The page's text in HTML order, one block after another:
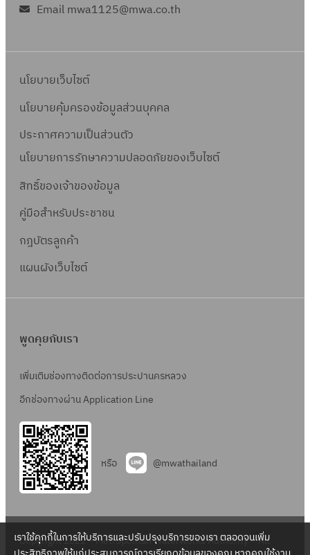
Email mwa1125@mwa.co.th
นโยบายเว็บไซต์
นโยบายคุ้มครองข้อมูลส่วนบุคคล
ประกาศความเป็นส่วนตัว
นโยบายการรักษาความปลอดภัยของเว็บไซต์
สิทธิ์ของเจ้าของข้อมูล
คู่มือสำหรับประชาชน
กฎบัตรลูกค้า
แผนผังเว็บไซต์
พูดคุยกับเรา
เพิ่มเติมช่องทางติดต่อการประปานครหลวง
อีกช่องทางผ่าน Application Line
หรือ @mwathailand
Copyright 2022 – Metropolitan Waterworks Authority – All
เราใช้คุกกี้ในการให้บริการและปรับปรุงบริการของเรา ตลอดจนเพิ่ม